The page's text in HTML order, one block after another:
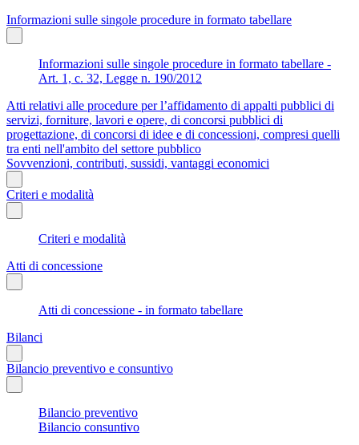
Informazioni sulle singole procedure in formato tabellare
Informazioni sulle singole procedure in formato tabellare -
Art. 1, c. 32, Legge n. 190/2012
Atti relativi alle procedure per l’affidamento di appalti pubblici di
servizi, forniture, lavori e opere, di concorsi pubblici di
progettazione, di concorsi di idee e di concessioni, compresi quelli
tra enti nell'ambito del settore pubblico
Sovvenzioni, contributi, sussidi, vantaggi economici
Criteri e modalità
Criteri e modalità
Atti di concessione
Atti di concessione - in formato tabellare
Bilanci
Bilancio preventivo e consuntivo
Bilancio preventivo
Bilancio consuntivo